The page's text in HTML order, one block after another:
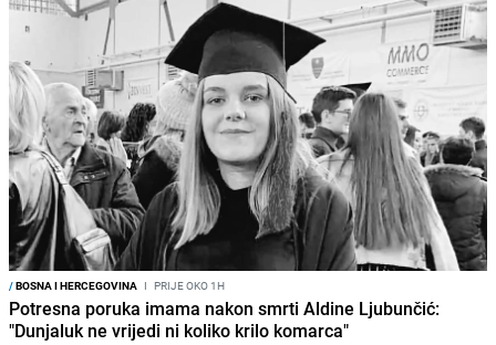
/BOSNA I HERCEGOVINA I PRIJE OKO 1H
Potresna poruka imama nakon smrti Aldine Ljubunčić:
"Dunjaluk ne vrijedi ni koliko krilo komarca"